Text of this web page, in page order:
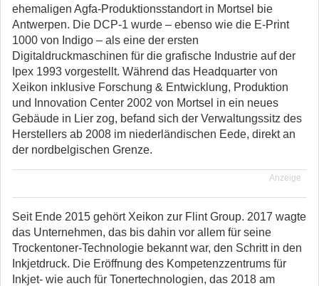
ehemaligen Agfa-Produktionsstandort in Mortsel bie
Antwerpen. Die DCP-1 wurde – ebenso wie die E-Print
1000 von Indigo – als eine der ersten
Digitaldruckmaschinen für die grafische Industrie auf der
Ipex 1993 vorgestellt. Während das Headquarter von
Xeikon inklusive Forschung & Entwicklung, Produktion
und Innovation Center 2002 von Mortsel in ein neues
Gebäude in Lier zog, befand sich der Verwaltungssitz des
Herstellers ab 2008 im niederländischen Eede, direkt an
der nordbelgischen Grenze.
Anzeige
Seit Ende 2015 gehört Xeikon zur Flint Group. 2017 wagte
das Unternehmen, das bis dahin vor allem für seine
Trockentoner-Technologie bekannt war, den Schritt in den
Inkjetdruck. Die Eröffnung des Kompetenzzentrums für
Inkjet- wie auch für Tonertechnologien, das 2018 am